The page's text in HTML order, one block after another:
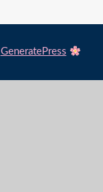
GeneratePress